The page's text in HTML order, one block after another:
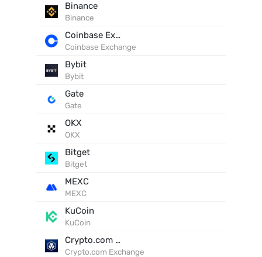
Binance
Binance
Coinbase Exchange
Coinbase Exchange
Bybit
Bybit
Gate
Gate
OKX
OKX
Bitget
Bitget
MEXC
MEXC
KuCoin
KuCoin
Crypto.com Exchange
Crypto.com Exchange